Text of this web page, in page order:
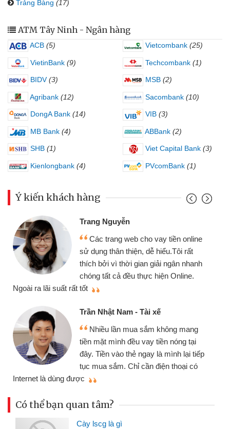
Trảng Bàng (17)
ATM Tây Ninh - Ngân hàng
ACB (5) Vietcombank (25)
VietinBank (9) Techcombank (1)
BIDV (3) MSB (2)
Agribank (12) Sacombank (10)
DongA Bank (14) VIB (3)
MB Bank (4) ABBank (2)
SHB (1) Viet Capital Bank (3)
Kienlongbank (4) PVcomBank (1)
Ý kiến khách hàng
Trang Nguyễn
Các trang web cho vay tiền online
sử dụng thân thiện, dễ hiểu.Tôi rất
thích bởi vì thời gian giải ngân nhanh
chóng tất cả đều thực hiện Online.
Ngoài ra lãi suất rất tốt
Trần Nhật Nam - Tài xế
Nhiều lần mua sắm không mang
tiền mặt mình đều vay tiền nóng tại
đây. Tiền vào thẻ ngay là mình lại tiếp
tục mua sắm. Chỉ cần điện thoại có
Internet là dùng được
Có thể bạn quan tâm?
Cày lscg là gì